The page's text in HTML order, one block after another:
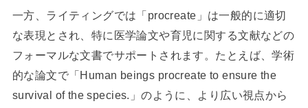
一方、ライティングでは「procreate」は一般的に適切
な表現とされ、特に医学論文や育児に関する文献などの
フォーマルな文書でサポートされます。たとえば、学術
的な論文で「Human beings procreate to ensure the
survival of the species.」のように、より広い視点から